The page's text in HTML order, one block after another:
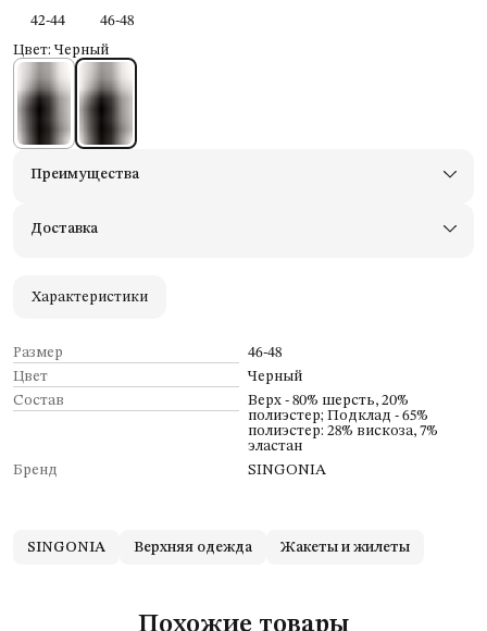
42-44
46-48
Цвет: Черный
Преимущества
Оплата — картой, СБП или наличными
Доставка
Характеристики
Размер
46-48
Цвет
Черный
Состав
Верх - 80% шерсть, 20%
полиэстер; Подклад - 65%
полиэстер: 28% вискоза, 7%
эластан
Бренд
SINGONIA
SINGONIA Верхняя одежда Жакеты и жилеты
Похожие товары